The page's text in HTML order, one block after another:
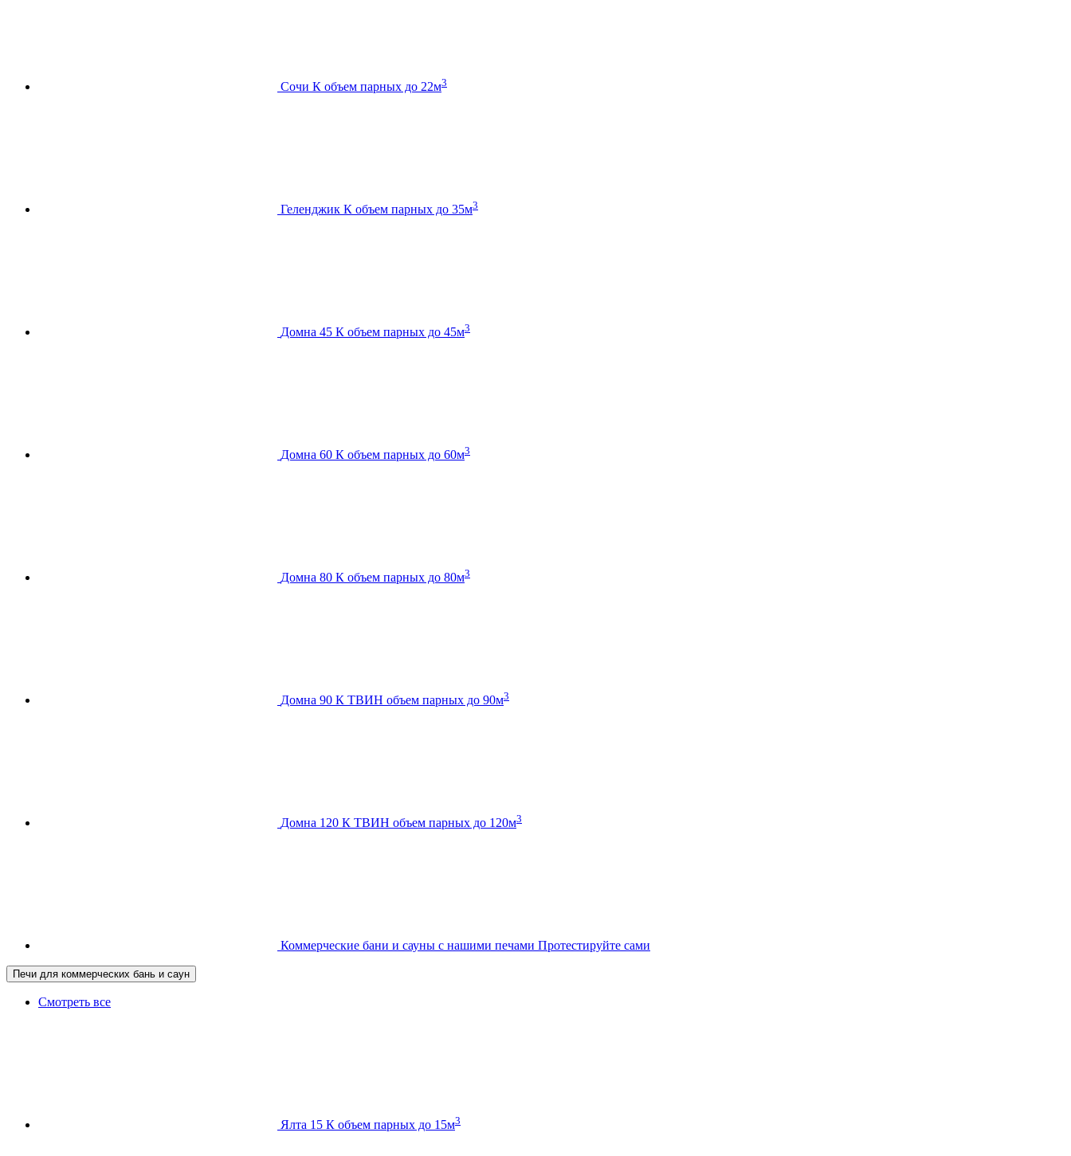
Сочи К объем парных до 22м3
Геленджик К объем парных до 35м3
Домна 45 К объем парных до 45м3
Домна 60 К объем парных до 60м3
Домна 80 К объем парных до 80м3
Домна 90 К ТВИН объем парных до 90м3
Домна 120 К ТВИН объем парных до 120м3
Коммерческие бани и сауны с нашими печами Протестируйте сами
Печи для коммерческих бань и саун
Смотреть все
Ялта 15 К объем парных до 15м3